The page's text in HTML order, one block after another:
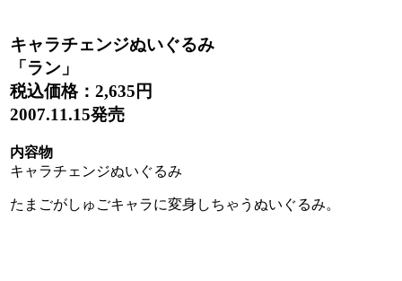
キャラチェンジぬいぐるみ
「ラン」
税込価格： 2,635円
2007.11.15発売
内容物
キャラチェンジぬいぐるみ
たまごがしゅごキャラに変身しちゃうぬいぐるみ。